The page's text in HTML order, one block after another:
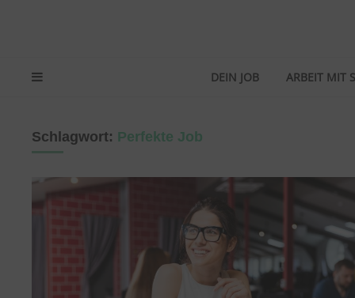
DEIN JOB ARBEIT MIT
Schlagwort: Perfekte Job